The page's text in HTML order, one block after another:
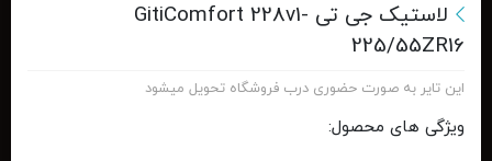
لاستیک جی تی GitiComfort 228v1-
225/55ZR16
این تایر به صورت حضوری درب فروشگاه تحویل میشود
ویژگی های محصول: